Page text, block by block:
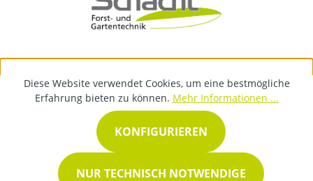
Diese Website verwendet Cookies, um eine bestmögliche
Erfahrung bieten zu können. Mehr Informationen ...
NUR TECHNISCH NOTWENDIGE
KONFIGURIEREN